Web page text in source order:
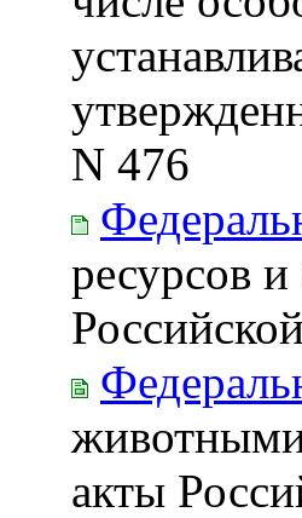
N 476
ресурсов
животными
акты